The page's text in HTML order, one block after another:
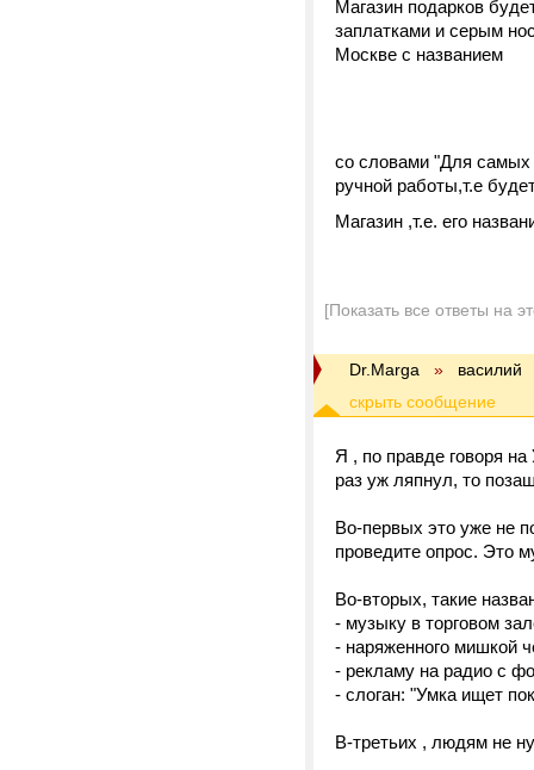
Магазин подарков
заплатками и серым
Москве с названием
со словами "Для самых
ручной работы,т.е
Магазин ,т.е. его
[Показать все ответы на
Dr.Marga » василий
Я , по правде говоря
раз уж ляпнул, то
Во-первых это уже не
проведите опрос. Это
Во-вторых, такие
- музыку в торговом
- наряженного мишкой
- рекламу на радио с
- слоган: "Умка ищет
В-третьих , людям не